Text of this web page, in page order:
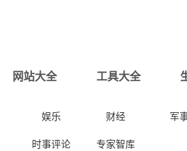
网站大全 工具大全
娱乐 财经 军
时事评论 专家智库